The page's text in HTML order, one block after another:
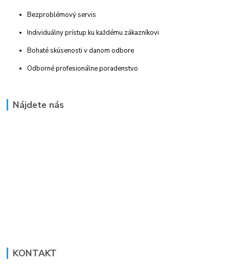
Bezproblémový servis
Individuálny prístup ku každému zákazníkovi
Bohaté skúsenosti v danom odbore
Odborné profesionálne poradenstvo
Nájdete nás
KONTAKT